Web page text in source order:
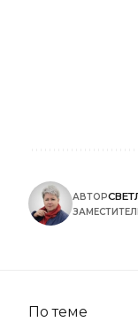
АВТОР
По теме